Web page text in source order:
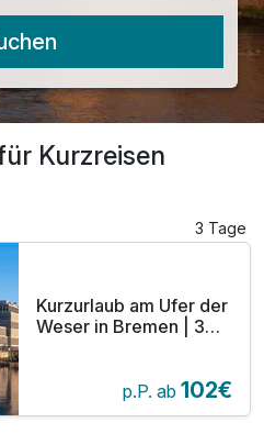
Kurzreisen
3 Tage
Kurzurlaub am Ufer der
Weser in Bremen | 3
p.P. ab 102€